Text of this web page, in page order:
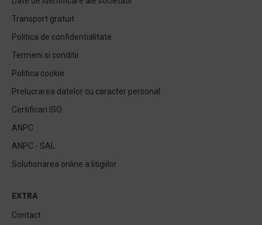
Transport gratuit
Politica de confidentialitate
Termeni si conditii
Politica cookie
Prelucrarea datelor cu caracter personal
Certificari ISO
ANPC
ANPC - SAL
Solutionarea online a litigiilor
EXTRA
Contact